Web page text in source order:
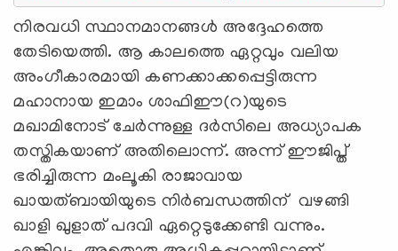
നിരവധി സ്ഥാനമാനങ്ങൾ അദ്ദേഹത്തെ
തേടിയെത്തി. ആ കാലത്തെ ഏറ്റവും വലിയ
അംഗീകാരമായി കണക്കാക്കപ്പെട്ടിരുന്ന
മഹാനായ ഇമാം ശാഫിഈ(റ)യുടെ
മഖാമിനോട് ചേർന്നുള്ള ദർസിലെ അധ്യാപക
തസ്തികയാണ് അതിലൊന്ന്. അന്ന് ഈജിപ്ത്
ഭരിച്ചിരുന്ന മംലൂകി രാജാവായ
ഖായത്ബായിയുടെ നിർബന്ധത്തിന് വഴങ്ങി
ഖാളി ഖുളാത് പദവി ഏറ്റെടുക്കേണ്ടി വന്നും.